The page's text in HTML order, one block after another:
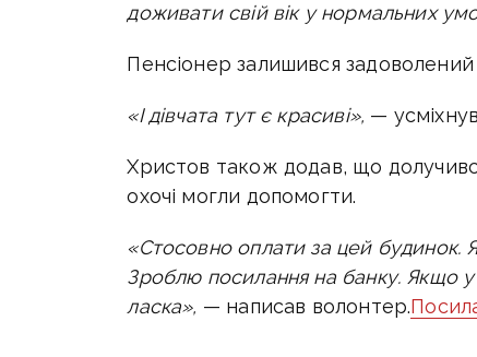
доживати свій вік у нормальних
Пенсіонер залишився
«І дівчата тут є красиві», —
Христов також додав, що
охочі могли допомогти.
«Стосовно оплати за цей будинок.
Зроблю посилання на банку. Якщо
ласка», — написав волонтер.